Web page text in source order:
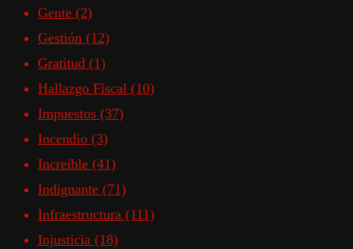
Gente (2)
Gestión (12)
Gratitud (1)
Hallazgo Fiscal (10)
Impuestos (37)
Incendio (3)
Increible (41)
Indignante (71)
Infraestructura (111)
Injusticia (18)